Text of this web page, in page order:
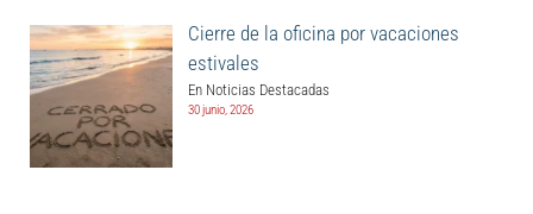
Cierre de la oficina por vacaciones
estivales
En Noticias Destacadas
30 junio, 2026